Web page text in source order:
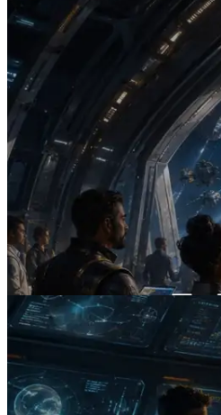
2026.07.04
ERPC startet x402-
Der Beginn einer
APIs bei Bedarf
Lesen Sie diesen Artikel